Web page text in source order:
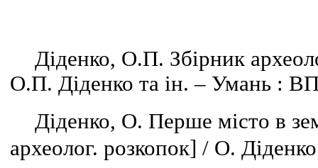
Діденко, О.П. Збірник
О.П. Діденко та ін. – Умань :
Діденко, О. Перше місто в
археолог. розкопок] / О.